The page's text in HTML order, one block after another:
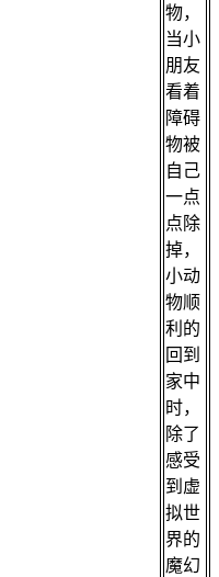
物，
当小
朋友
看着
障碍
物被
自己
一点
点除
掉，
小动
物顺
利的
回到
家中
时，
除了
感受
到虚
拟世
界的
魔幻